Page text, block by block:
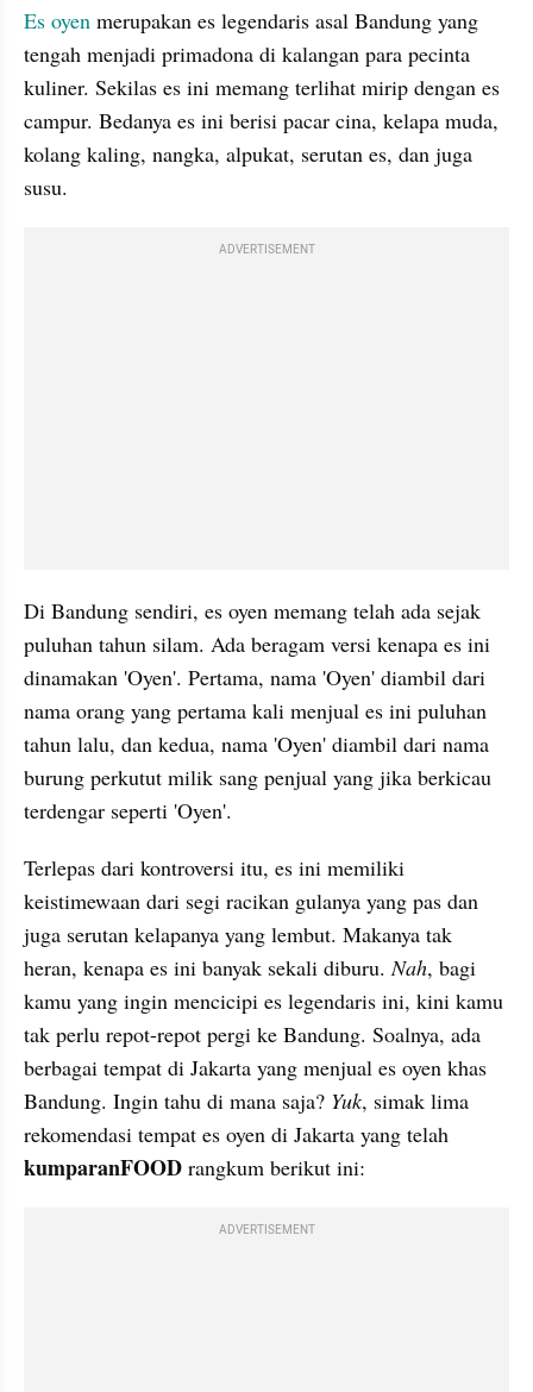
Es oyen merupakan es legendaris asal Bandung yang
tengah menjadi primadona di kalangan para pecinta
kuliner. Sekilas es ini memang terlihat mirip dengan es
campur. Bedanya es ini berisi pacar cina, kelapa muda,
kolang kaling, nangka, alpukat, serutan es, dan juga
susu.
ADVERTISEMENT
Di Bandung sendiri, es oyen memang telah ada sejak
puluhan tahun silam. Ada beragam versi kenapa es ini
dinamakan 'Oyen'. Pertama, nama 'Oyen' diambil dari
nama orang yang pertama kali menjual es ini puluhan
tahun lalu, dan kedua, nama 'Oyen' diambil dari nama
burung perkutut milik sang penjual yang jika berkicau
terdengar seperti 'Oyen'.
Terlepas dari kontroversi itu, es ini memiliki
keistimewaan dari segi racikan gulanya yang pas dan
juga serutan kelapanya yang lembut. Makanya tak
heran, kenapa es ini banyak sekali diburu. Nah, bagi
kamu yang ingin mencicipi es legendaris ini, kini kamu
tak perlu repot-repot pergi ke Bandung. Soalnya, ada
berbagai tempat di Jakarta yang menjual es oyen khas
Bandung. Ingin tahu di mana saja? Yuk, simak lima
kumparanFOOD rangkum berikut ini:
ADVERTISEMENT